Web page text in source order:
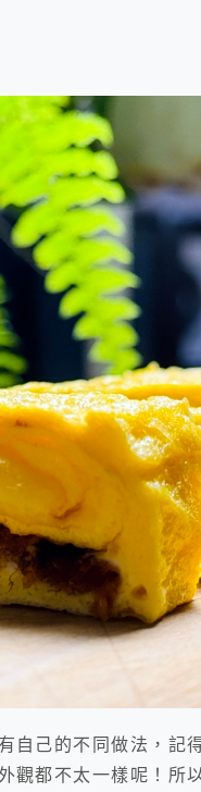
自己的不同做法，記
觀都不太一樣呢！所